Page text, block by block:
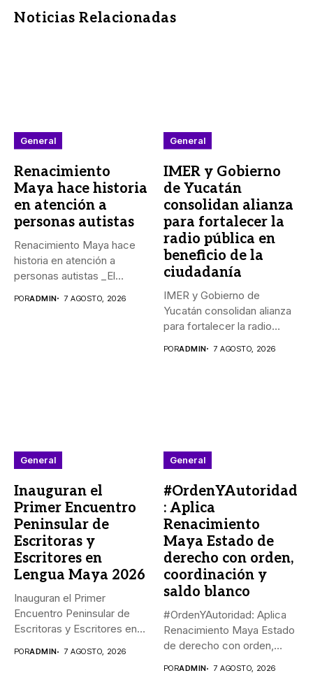
Noticias Relacionadas
General
Renacimiento
Maya hace historia
en atención a
personas autistas
Renacimiento Maya hace
historia en atención a
personas autistas _El
PORADMIN 7 AGOSTO, 2026
General
IMER y Gobierno
de Yucatán
consolidan alianza
para fortalecer la
radio pública en
beneficio de la
ciudadanía
IMER y Gobierno de
Yucatán consolidan alianza
para fortalecer la radio
PORADMIN 7 AGOSTO, 2026
General
Inauguran el
Primer Encuentro
Peninsular de
Escritoras y
Escritores en
Lengua Maya 2026
Inauguran el Primer
Encuentro Peninsular de
Escritoras y Escritores en
PORADMIN 7 AGOSTO, 2026
General
#OrdenYAutoridad
: Aplica
Renacimiento
Maya Estado de
derecho con orden,
coordinación y
saldo blanco
#OrdenYAutoridad: Aplica
Renacimiento Maya Estado
de derecho con orden,
PORADMIN 7 AGOSTO, 2026